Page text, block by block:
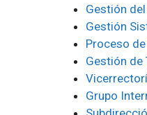
Gestión
Gestión
Proceso
Gestión de
Grupo